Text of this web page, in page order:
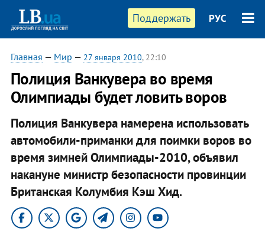
Поддержать РУС
Главная — Мир — 27 января 2010, 22:10
Полиция Ванкувера во время
Олимпиады будет ловить воров
Полиция Ванкувера намерена использовать
автомобили-приманки для поимки воров во
время зимней Олимпиады-2010, объявил
накануне министр безопасности провинции
Британская Колумбия Кэш Хид.